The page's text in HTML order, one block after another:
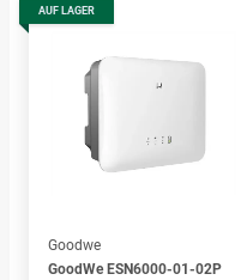
AUF LAGER
Goodwe
GoodWe ESN6000-01-02P